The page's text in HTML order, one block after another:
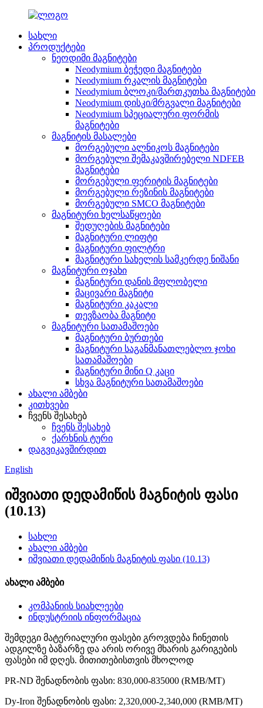
სახლი
პროდუქტები
ნეოდიმი მაგნიტები
Neodymium ბეჭედი მაგნიტები
Neodymium რკალის მაგნიტები
Neodymium ბლოკი/მართკუთხა მაგნიტები
Neodymium დისკი/მრგვალი მაგნიტები
Neodymium სპეციალური ფორმის
მაგნიტები
მაგნიტის მასალები
მორგებული ალნიკოს მაგნიტები
მორგებული შემაკავშირებელი NDFEB
მაგნიტები
მორგებული ფერიტის მაგნიტები
მორგებული რეზინის მაგნიტები
მორგებული SMCO მაგნიტები
მაგნიტური ხელსაწყოები
შედუღების მაგნიტები
მაგნიტური ლიფტი
მაგნიტური ფილტრი
მაგნიტური სახელის სამკერდე ნიშანი
მაგნიტური ოჯახი
მაგნიტური დანის მფლობელი
მაცივარი მაგნიტი
მაგნიტური კაკალი
თევზაობა მაგნიტი
მაგნიტური სათამაშოები
მაგნიტური ბურთები
მაგნიტური საგანმანათლებლო ჯოხი
სათამაშოები
მაგნიტური მინი Q კაცი
სხვა მაგნიტური სათამაშოები
ახალი ამბები
კითხვები
ჩვენს შესახებ
ჩვენს შესახებ
ქარხნის ტური
დაგვიკავშირდით
English
იშვიათი დედამიწის მაგნიტის ფასი
(10.13)
სახლი
ახალი ამბები
იშვიათი დედამიწის მაგნიტის ფასი (10.13)
ახალი ამბები
კომპანიის სიახლეები
ინდუსტრიის ინფორმაცია
შემდეგი მატერიალური ფასები გროვდება ჩინეთის
ადგილზე ბაზარზე და არის ორივე მხარის გარიგების
ფასები იმ დღეს. მითითებისთვის მხოლოდ
PR-ND შენადნობის ფასი: 830,000-835000 (RMB/MT)
Dy-Iron შენადნობის ფასი: 2,320,000-2,340,000 (RMB/MT)